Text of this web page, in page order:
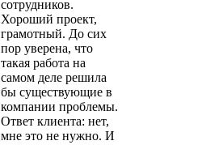
сотрудников.
Хороший проект,
грамотный. До сих
пор уверена, что
такая работа на
самом деле решила
бы существующие в
компании проблемы.
Ответ клиента: нет,
мне это не нужно. И